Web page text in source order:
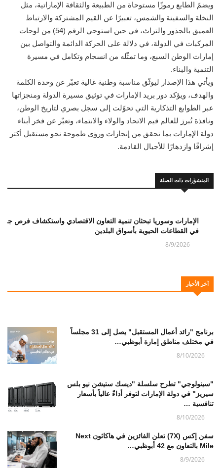
ويضمّ الطابع رموزًا مستوحاة من الطبيعة والثقافة الإماراتية، مثل
النخلة والسفينة والشمس، تعبيرًا عن القيم المشتركة والارتباط
العميق بالجذور والتراث، في حين استوحي الرقم (54) من لوحات
المركبات في الدولة، في دلالة على الحركة الدائمة والتواصل بين
إمارات الوطن السبع، وما تمثّله من انسجام وتكامل في مسيرة
التنمية والبناء.
ويأتي هذا الإصدار ليوثّق مناسبة وطنية غالية تعبّر عن وحدة الكلمة
والهدف، ويؤكد دور بريد الإمارات في توثيق مسيرة الدولة ومنجزاتها
عبر الطوابع التذكارية التي تحوّلت إلى سجل بصري لتاريخ الوطن،
ونافذة تُبرز للعالم قيم الاتحاد والولاء والانتماء، وتعبّر عن فخر أبناء
دولة الإمارات بما تحقق من إنجازات ورؤى طموحة نحو مستقبل أكثر
إشراقًا وازدهارًا للأجيال القادمة.
المنشورات ذات الصلة
الإمارات وسوريا تبحثان تنمية التعاون الاقتصادي واستكشاف فرص
في القطاعات الحيوية بأسواق البلدين
8/9/2026
آخر الأخبار
برنامج "رائد أعمال المستقبل" يصل إلى 31 مجلساً
في مختلف مناطق إمارة أبوظبي…
8/10/2026
"سينولوجي" تطرح سلسلة "ديسك ستيشن نيو بلس
سيريز" في دولة الإمارات لتوفر أداءً عالياً بأسعار
تنافسية …
8/10/2026
سفن إكس (7X) تعلن الفائزين في هاكاثون Next
Mile بالتعاون مع 42 أبوظبي…
8/9/2026